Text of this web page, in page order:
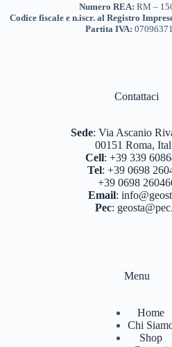
Numero REA:RM –
Codice fiscale e n.iscr. al Registro
Partita IVA:
Contattaci
Sede: Via Ascanio
00151 Roma,
Cell:+39 339
Tel:+39 0698
+39 0698
Email:
Pec:
Menu
Home
Chi
Shop